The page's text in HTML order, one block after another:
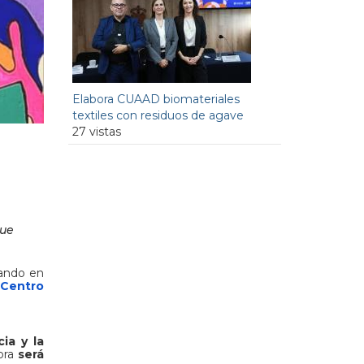
en
Centro
y la
será
Elabora CUAAD biomateriales
textiles con residuos de agave
27 vistas